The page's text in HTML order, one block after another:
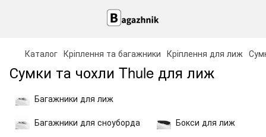
Каталог Кріплення та багажники Кріплення для лиж
Сумки та чохли Thule для лиж
Багажники для лиж
Багажники для сноуборда
Бокси для лиж